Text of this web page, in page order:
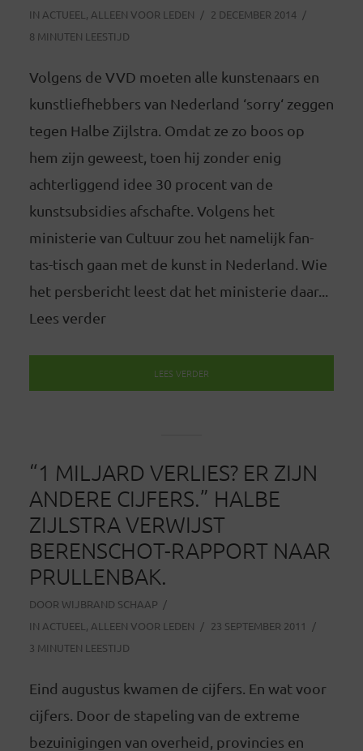
IN ACTUEEL , ALLEEN VOOR LEDEN
2 DECEMBER 2014
8 MINUTEN LEESTIJD
Volgens de VVD moeten alle kunstenaars en
kunstliefhebbers van Nederland ‘sorry‘ zeggen
tegen Halbe Zijlstra. Omdat ze zo boos op
hem zijn geweest, toen hij zonder enig
achterliggend idee 30 procent van de
kunstsubsidies afschafte. Volgens het
ministerie van Cultuur zou het namelijk fan-
tas-tisch gaan met de kunst in Nederland. Wie
het persbericht leest dat het ministerie daar...
Lees verder
LEES VERDER
“1 MILJARD VERLIES? ER ZIJN
ANDERE CIJFERS.” HALBE
ZIJLSTRA VERWIJST
BERENSCHOT-RAPPORT NAAR
PRULLENBAK.
DOOR WIJBRAND SCHAAP
IN ACTUEEL , ALLEEN VOOR LEDEN
23 SEPTEMBER 2011
3 MINUTEN LEESTIJD
Eind augustus kwamen de cijfers. En wat voor
cijfers. Door de stapeling van de extreme
bezuinigingen van overheid, provincies en